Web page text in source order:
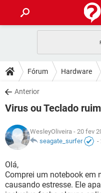
CELULAR
OUTLOOK
INSTAGRAM
GUIA DE COMPRAS
DICAS
JOGOS
INSTAGRAM
GUIA DE COMPRAS
DOWNLOADS
JOGOS
CELULAR
OUTLOOK
INSTAGRAM
GUIA DE COMPRAS
JOGOS
CELULAR
OUTLOOK
INSTAGRAM
GLOSSÁRIO
JOGOS
CELULAR
Fórum Hardware
Anterior
Virus ou Teclado
WesleyOliveira - 20 fev
seagate_surfer
-
Olá,
Comprei um notebook em
causando estresse. Ele